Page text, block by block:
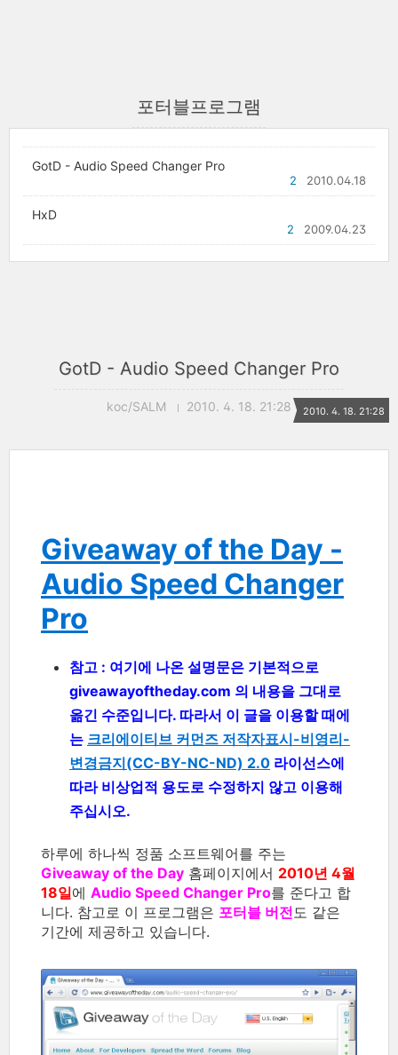
포터블프로그램
GotD - Audio Speed Changer Pro
2010.04.18
2
HxD
2009.04.23
2
GotD - Audio Speed Changer Pro
koc/SALM 2010. 4. 18. 21:28 2010. 4. 18. 21:28
Giveaway of the Day -
Audio Speed Changer
Pro
참고 : 여기에 나온 설명문은 기본적으로
giveawayoftheday.com 의 내용을 그대로
옮긴 수준입니다. 따라서 이 글을 이용할 때에
는 크리에이티브 커먼즈 저작자표시-비영리-
변경금지(CC-BY-NC-ND) 2.0 라이선스에
따라 비상업적 용도로 수정하지 않고 이용해
주십시오.
하루에 하나씩 정품 소프트웨어를 주는
Giveaway of the Day 홈페이지에서 2010년 4월
18일에 Audio Speed Changer Pro를 준다고 합
니다. 참고로 이 프로그램은 포터블 버전 도 같은
기간에 제공하고 있습니다.